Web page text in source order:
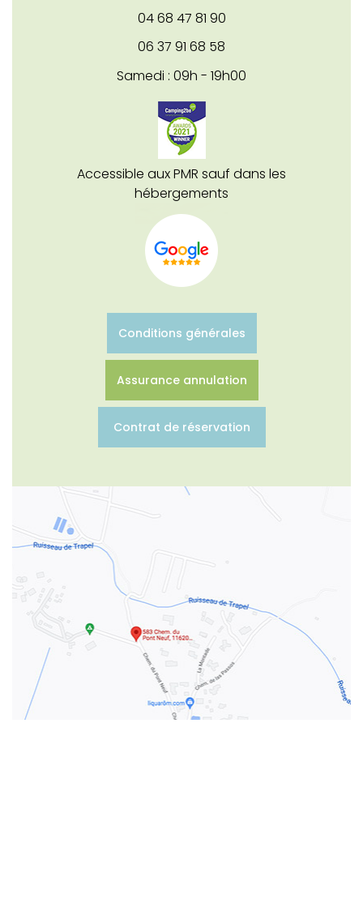
04 68 47 81 90
06 37 91 68 58
Samedi : 09h - 19h00
Accessible aux PMR sauf dans les
hébergements
Conditions générales
Assurance annulation
Contrat de réservation